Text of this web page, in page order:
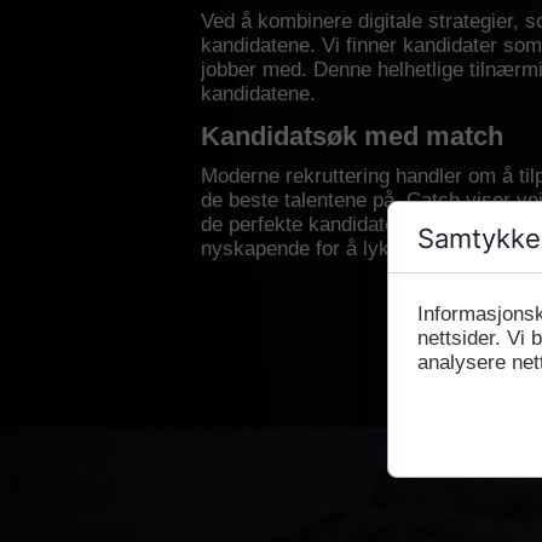
Moderne rekruttering handler om å
de beste talentene på. Catch viser
de perfekte kandidatene for deres
nyskapende for å lykkes i dagens
Kandidatsøk med match
Ved å kombinere digitale strategier,
kandidatene. Vi finner kandidater
jobber med. Denne helhetlige
kandidatene.
nettsider. Vi
analysere